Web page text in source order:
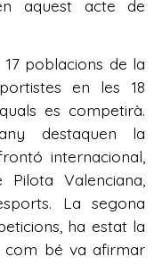
aquest acte de
poblacions de la
en les 18
es competirà.
destaquen la
internacional,
Valenciana,
La segona
ha estat la
com bé va afirmar